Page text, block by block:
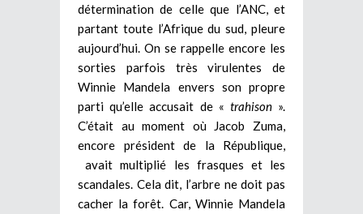
détermination de celle que l’ANC, et
partant toute l’Afrique du sud, pleure
aujourd’hui. On se rappelle encore les
sorties parfois très virulentes de
Winnie Mandela envers son propre
parti qu’elle accusait de « trahison».
C’était au moment où Jacob Zuma,
encore président de la République,
avait multiplié les frasques et les
scandales. Cela dit, l’arbre ne doit pas
cacher la forêt. Car, Winnie Mandela